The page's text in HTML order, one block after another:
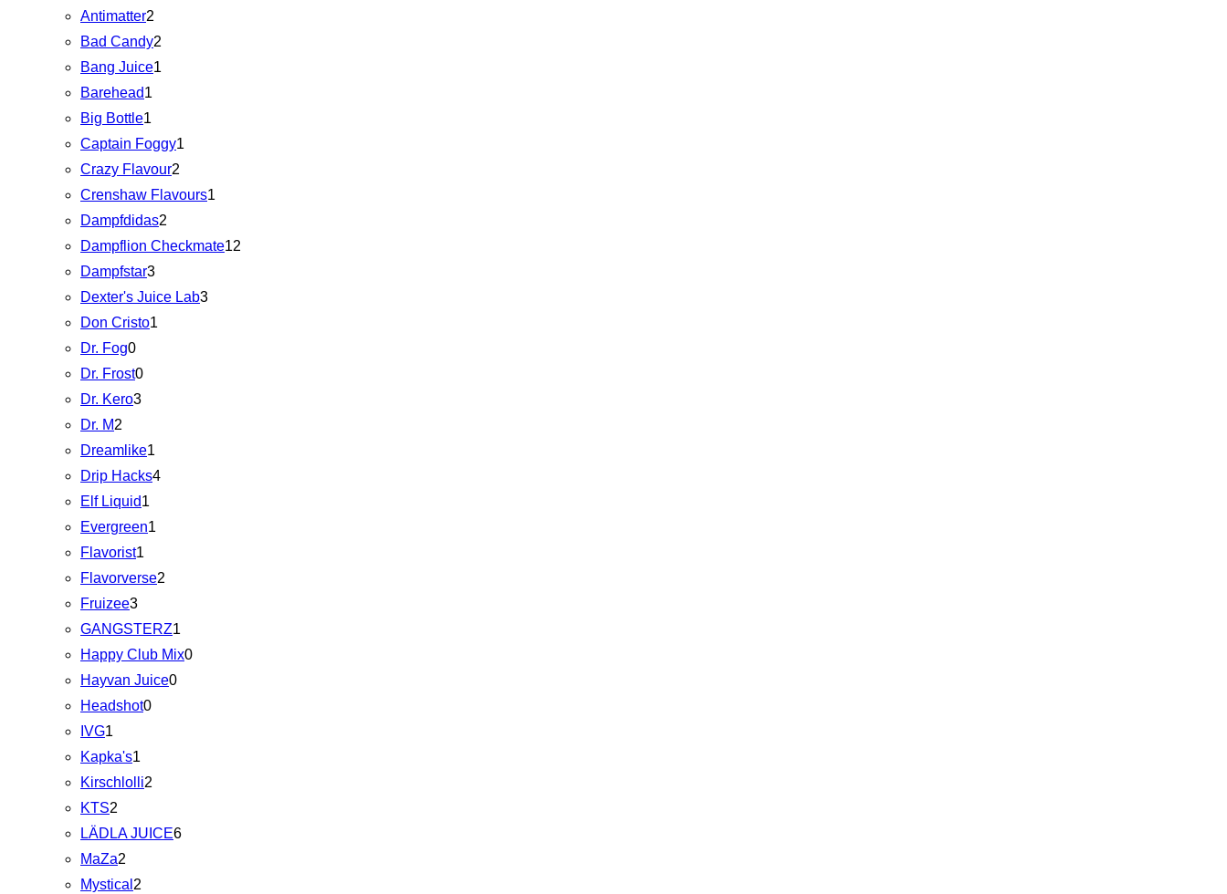
Antimatter2
Bad Candy2
Bang Juice1
Barehead1
Big Bottle1
Captain Foggy1
Crazy Flavour2
Crenshaw Flavours1
Dampfdidas2
Dampflion Checkmate12
Dampfstar3
Dexter's Juice Lab3
Don Cristo1
Dr. Fog0
Dr. Frost0
Dr. Kero3
Dr. M2
Dreamlike1
Drip Hacks4
Elf Liquid1
Evergreen1
Flavorist1
Flavorverse2
Fruizee3
GANGSTERZ1
Happy Club Mix0
Hayvan Juice0
Headshot0
IVG1
Kapka's1
Kirschlolli2
KTS2
LÄDLA JUICE6
MaZa2
Mystical 2